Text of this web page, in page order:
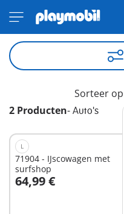
2 Producten- Auto's
Sorteer op
L
71904 - IJscowagen met
surfshop
64,99 €
In winkelwagen